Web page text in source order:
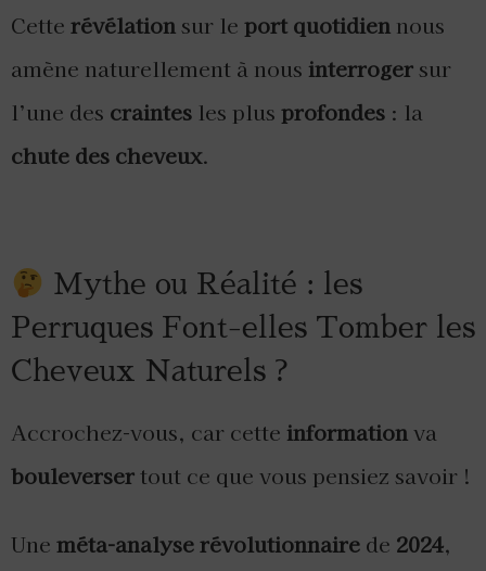
Cette révélationsur le port quotidien nous
amène naturellement à nous interrogersur
l’une des craintes les plus profondes : la
chute des cheveux.
Mythe ou Réalité : les
Perruques Font-elles Tomber les
Cheveux Naturels ?
Accrochez-vous, car cette informationva
bouleversertout ce que vous pensiez savoir !
Une méta-analyse révolutionnaire de 2024,